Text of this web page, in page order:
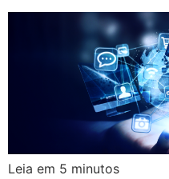
Leia em 5 minutos